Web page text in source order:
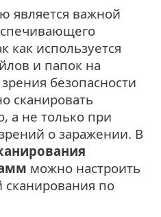
является важной
как используется
и папок на
безопасности
сканировать
а не только при
о заражении. В
можно настроить
по